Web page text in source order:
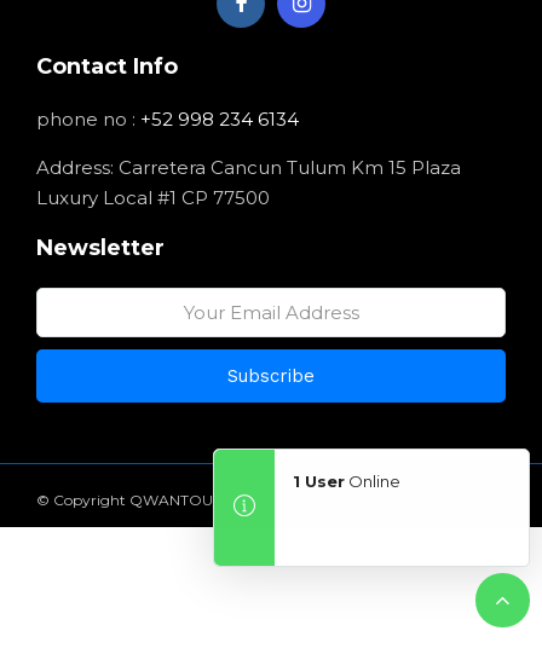
1 User Online
Contact Info
phone no : +52 998 234 6134
Address: Carretera Cancun Tulum Km 15 Plaza
Luxury Local #1 CP 77500
Newsletter
© Copyright QWANTOUR 2022